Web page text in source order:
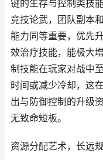
键的生存与控制类技
竞技论武，团队副本
能力同等重要，优先
效治疗技能，能极大
制技能在玩家对战中
时间或减少冷却，这
出与防御控制的升级
无致命短板。
资源分配艺术，长远